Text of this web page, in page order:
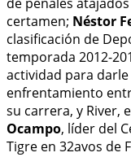
certamen; Néstor
clasificación de
temporada 2012-
actividad para
enfrentamiento
su carrera, y River,
Ocampo, líder del
Tigre en 32avos de